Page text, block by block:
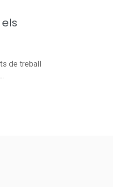
de treball